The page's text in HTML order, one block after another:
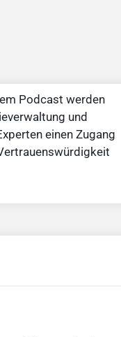
Podcast werden
und
einen Zugang